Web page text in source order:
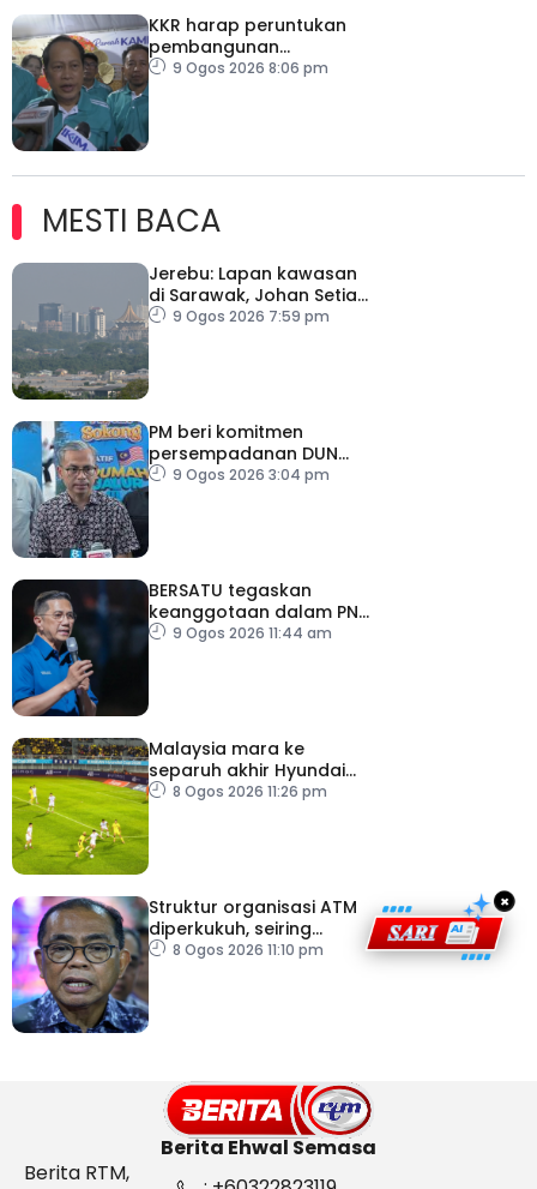
KKR harap peruntukan
pembangunan
ditingkatkan
9 Ogos 2026 8:06 pm
MESTI BACA
Jerebu: Lapan kawasan
di Sarawak, Johan Setia
di Selangor catat IPU
9 Ogos 2026 7:59 pm
PM beri komitmen
persempadanan DUN
Sarawak, minta laporan
9 Ogos 2026 3:04 pm
BERSATU tegaskan
keanggotaan dalam PN
masih sah
9 Ogos 2026 11:44 am
Malaysia mara ke
separuh akhir Hyundai
ASEAN Cup
8 Ogos 2026 11:26 pm
Struktur organisasi ATM
diperkukuh, seiring
pemodenan aset
8 Ogos 2026 11:10 pm
×
Berita Ehwal Semasa
Berita RTM,